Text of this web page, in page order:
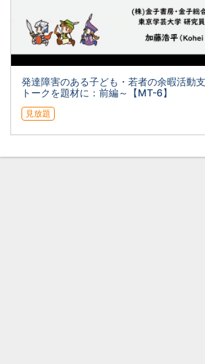
発達障害のある子ども・若者の余暇活動
トークを題材に：前編～【MT-6】
見放題